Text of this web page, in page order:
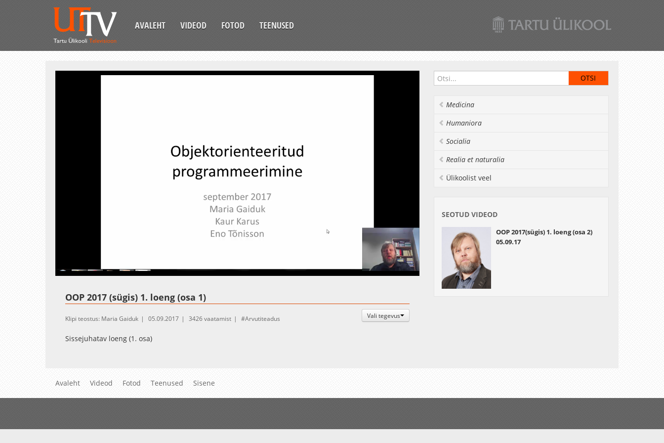
AVALEHT VIDEOD FOTOD TEENUSED
Unmute Loaded:
Esituskiirused
Auto
OOP 2017 (sügis) 1. loeng (osa 1)
Vali tegevus
Klipi teostus: Maria Gaiduk 05.09.2017 3426 vaatamist Arvutiteadus
Sissejuhatav loeng (1. osa)
Medicina
Humaniora
Socialia
Realia et naturalia
Ülikoolist veel
SEOTUD VIDEOD
OOP 2017(sügis) 1. loeng (osa 2)
05.09.17
Avaleht Videod Fotod Teenused Sisene